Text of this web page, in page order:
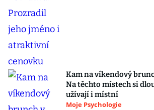
Kam na víkendový
Na těchto místech si
užívají i místní
Moje Psychologie